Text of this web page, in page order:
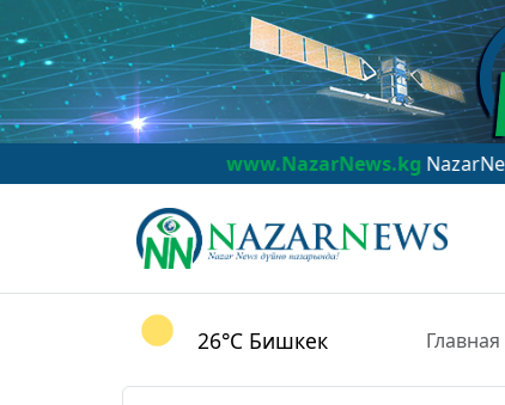
www.NazarNews.kgNazarNews - дүйнө
26°C Бишкек